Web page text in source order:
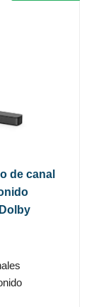
de canal